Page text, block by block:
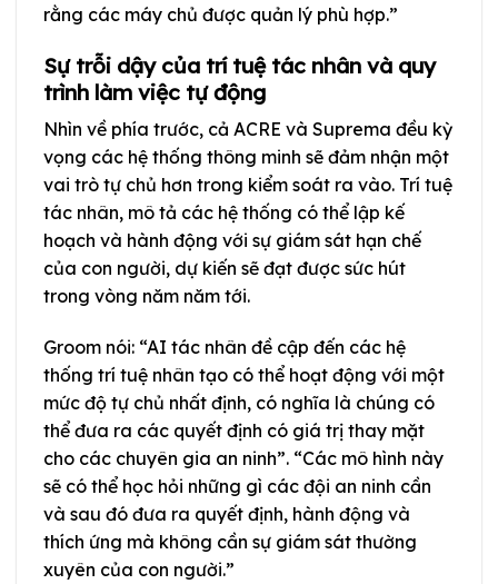
rằng các máy chủ được quản lý phù hợp.”
Sự trỗi dậy của trí tuệ tác nhân và quy
trình làm việc tự động
Nhìn về phía trước, cả ACRE và Suprema đều kỳ
vọng các hệ thống thông minh sẽ đảm nhận một
vai trò tự chủ hơn trong kiểm soát ra vào. Trí tuệ
tác nhân, mô tả các hệ thống có thể lập kế
hoạch và hành động với sự giám sát hạn chế
của con người, dự kiến sẽ đạt được sức hút
trong vòng năm năm tới.
Groom nói: “AI tác nhân đề cập đến các hệ
thống trí tuệ nhân tạo có thể hoạt động với một
mức độ tự chủ nhất định, có nghĩa là chúng có
thể đưa ra các quyết định có giá trị thay mặt
cho các chuyên gia an ninh”. “Các mô hình này
sẽ có thể học hỏi những gì các đội an ninh cần
và sau đó đưa ra quyết định, hành động và
thích ứng mà không cần sự giám sát thường
xuyên của con người.”